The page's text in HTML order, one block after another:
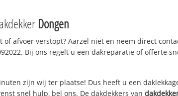
Dongen
of afvoer verstopt? Aarzel niet en neem direct
Bij ons regelt u een dakreparatie of offerte
zijn wij ter plaatse! Dus heeft u een
snel hulp, bel ons. De dakdekkers van